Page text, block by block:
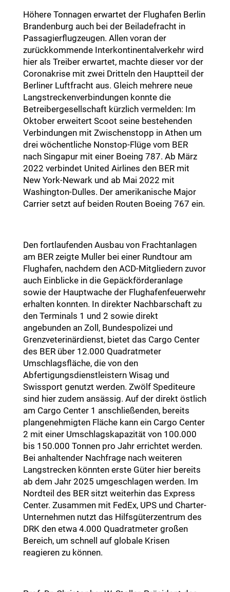
Höhere Tonnagen erwartet der Flughafen Berlin
Brandenburg auch bei der Beiladefracht in
Passagierflugzeugen. Allen voran der
zurückkommende Interkontinentalverkehr wird
hier als Treiber erwartet, machte dieser vor der
Coronakrise mit zwei Dritteln den Hauptteil der
Berliner Luftfracht aus. Gleich mehrere neue
Langstreckenverbindungen konnte die
Betreibergesellschaft kürzlich vermelden: Im
Oktober erweitert Scoot seine bestehenden
Verbindungen mit Zwischenstopp in Athen um
drei wöchentliche Nonstop-Flüge vom BER
nach Singapur mit einer Boeing 787. Ab März
2022 verbindet United Airlines den BER mit
New York-Newark und ab Mai 2022 mit
Washington-Dulles. Der amerikanische Major
Carrier setzt auf beiden Routen Boeing 767 ein.
Den fortlaufenden Ausbau von Frachtanlagen
am BER zeigte Muller bei einer Rundtour am
Flughafen, nachdem den ACD-Mitgliedern zuvor
auch Einblicke in die Gepäckförderanlage
sowie der Hauptwache der Flughafenfeuerwehr
erhalten konnten. In direkter Nachbarschaft zu
den Terminals 1 und 2 sowie direkt
angebunden an Zoll, Bundespolizei und
Grenzveterinärdienst, bietet das Cargo Center
des BER über 12.000 Quadratmeter
Umschlagsfläche, die von den
Abfertigungsdienstleistern Wisag und
Swissport genutzt werden. Zwölf Spediteure
sind hier zudem ansässig. Auf der direkt östlich
am Cargo Center 1 anschließenden, bereits
plangenehmigten Fläche kann ein Cargo Center
2 mit einer Umschlagskapazität von 100.000
bis 150.000 Tonnen pro Jahr errichtet werden.
Bei anhaltender Nachfrage nach weiteren
Langstrecken könnten erste Güter hier bereits
ab dem Jahr 2025 umgeschlagen werden. Im
Nordteil des BER sitzt weiterhin das Express
Center. Zusammen mit FedEx, UPS und Charter-
Unternehmen nutzt das Hilfsgüterzentrum des
DRK den etwa 4.000 Quadratmeter großen
Bereich, um schnell auf globale Krisen
reagieren zu können.